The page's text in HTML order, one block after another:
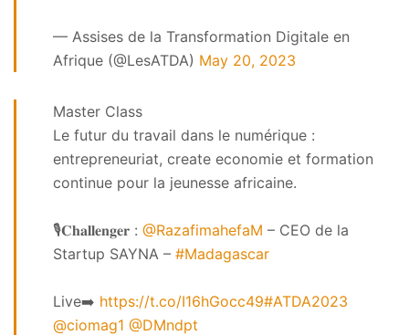
— Assises de la Transformation Digitale en
Afrique (@LesATDA) May 20, 2023
Master Class
Le futur du travail dans le numérique :
entrepreneuriat, create economie et formation
continue pour la jeunesse africaine.
🎙️𝐂𝐡𝐚𝐥𝐥𝐞𝐧𝐠𝐞𝐫 : @RazafimahefaM – CEO de la
Startup SAYNA – #Madagascar
Live➡️ https://t.co/I16hGocc49#ATDA2023
@ciomag1 @DMndpt